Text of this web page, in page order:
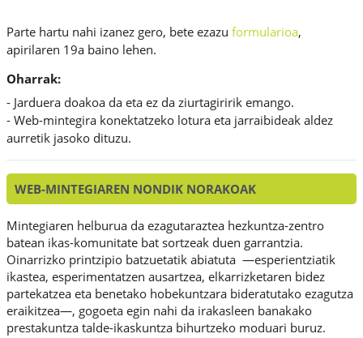
Parte hartu nahi izanez gero, bete ezazu formularioa,
apirilaren 19a baino lehen.
Oharrak:
- Jarduera doakoa da eta ez da ziurtagiririk emango.
- Web-mintegira konektatzeko lotura eta jarraibideak aldez
aurretik jasoko dituzu.
WEB-MINTEGIAREN NONDIK NORAKOAK
Mintegiaren helburua da ezagutaraztea hezkuntza-zentro
batean ikas-komunitate bat sortzeak duen garrantzia.
Oinarrizko printzipio batzuetatik abiatuta —esperientziatik
ikastea, esperimentatzen ausartzea, elkarrizketaren bidez
partekatzea eta benetako hobekuntzara bideratutako ezagutza
eraikitzea—, gogoeta egin nahi da irakasleen banakako
prestakuntza talde-ikaskuntza bihurtzeko moduari buruz.